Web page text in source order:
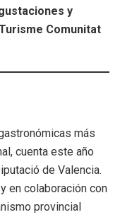
y
Comunitat
más
cuenta este año
de Valencia.
en colaboración con
provincial